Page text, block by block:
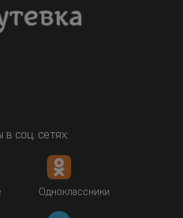
в соц. сетях:
Одноклассники